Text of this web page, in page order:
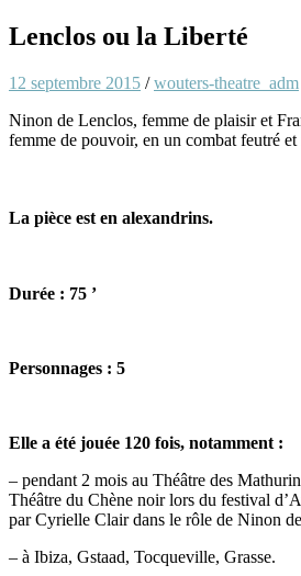
Lenclos ou la Liberté
12 septembre 2015 /wouters-theatre_adm
Ninon de Lenclos, femme de plaisir et
femme de pouvoir, en un combat feutré et
La pièce est en alexandrins.
Durée : 75 ’
Personnages : 5
Elle a été jouée 120 fois, notamment :
– pendant 2 mois au Théâtre des
Théâtre du Chène noir lors du festival
par Cyrielle Clair dans le rôle de Ninon
– à Ibiza, Gstaad, Tocqueville, Grasse.